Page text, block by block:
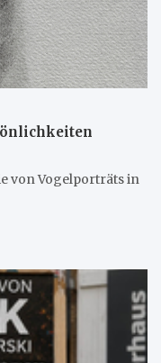
von Vogelporträts in